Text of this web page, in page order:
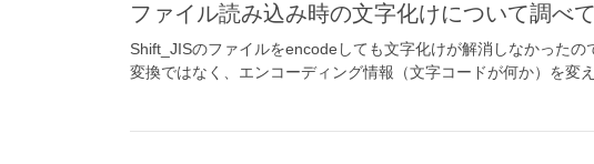
ファイル読み込み時の文字化けについて調べ
Shift_JISのファイルをencodeしても文字化けが解消しなかった
変換ではなく、エンコーディング情報（文字コードが何か）を変